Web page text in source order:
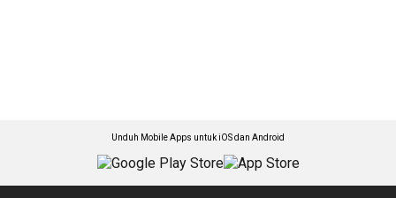
Unduh Mobile Apps untuk iOS dan Android